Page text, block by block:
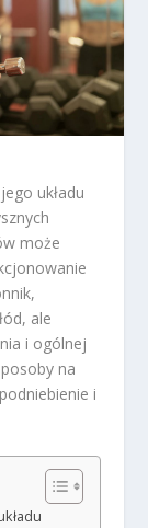
układu
może
ale
i ogólnej
na
i